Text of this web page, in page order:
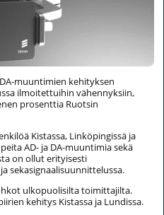
muuntimien kehityksen
ilmoitettuihin vähennyksiin,
prosenttia Ruotsin
Kistassa, Linköpingissä ja
AD- ja DA-muuntimia sekä
on ollut erityisesti
sekasignaalisuunnittelussa.
ulkopuolisilta toimittajilta.
kehitys Kistassa ja Lundissa.